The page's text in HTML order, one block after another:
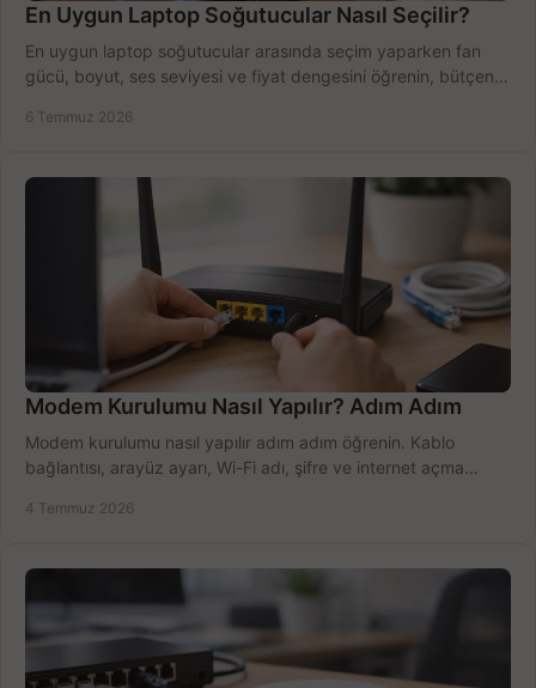
En Uygun Laptop Soğutucular Nasıl Seçilir?
En uygun laptop soğutucular arasında seçim yaparken fan
gücü, boyut, ses seviyesi ve fiyat dengesini öğrenin, bütçenizi
6 Temmuz 2026
Modem Kurulumu Nasıl Yapılır? Adım Adım
Modem kurulumu nasıl yapılır adım adım öğrenin. Kablo
bağlantısı, arayüz ayarı, Wi-Fi adı, şifre ve internet açma
4 Temmuz 2026